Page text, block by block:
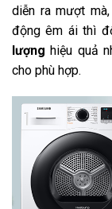
diễn ra mượt
động êm ái thì
lượnghiệu quả
cho phù hợp.